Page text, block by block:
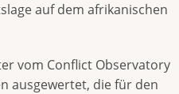
auf dem afrikanischen
vom Conflict Observatory
ausgewertet, die für den